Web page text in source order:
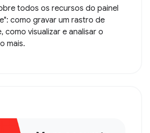
todos os recursos do painel
como gravar um rastro de
como visualizar e analisar o
mais.